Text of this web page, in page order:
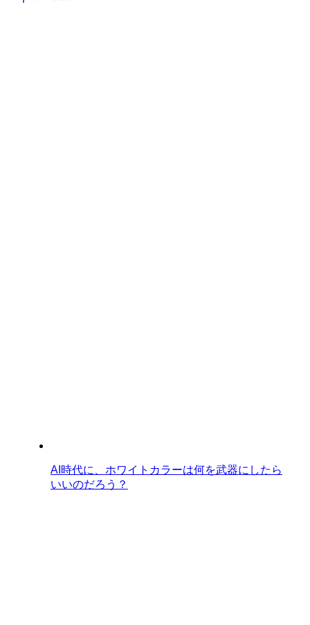
AI時代に、ホワイトカラーは何を武器にしたら
いいのだろう？